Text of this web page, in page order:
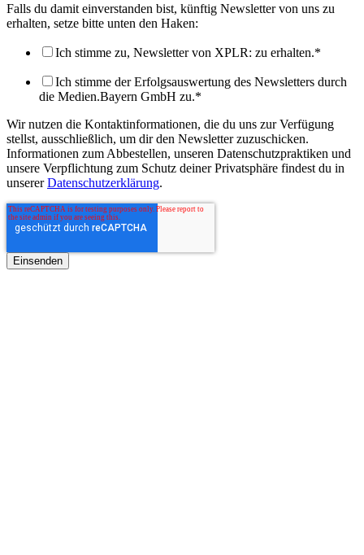
Falls du damit einverstanden bist, künftig Newsletter von uns zu
erhalten, setze bitte unten den Haken:
Ich stimme zu, Newsletter von XPLR: zu erhalten.*
Ich stimme der Erfolgsauswertung des Newsletters durch
die Medien.Bayern GmbH zu.*
Wir nutzen die Kontaktinformationen, die du uns zur Verfügung
stellst, ausschließlich, um dir den Newsletter zuzuschicken.
Informationen zum Abbestellen, unseren Datenschutzpraktiken und
unsere Verpflichtung zum Schutz deiner Privatsphäre findest du in
unsererDatenschutzerklärung.